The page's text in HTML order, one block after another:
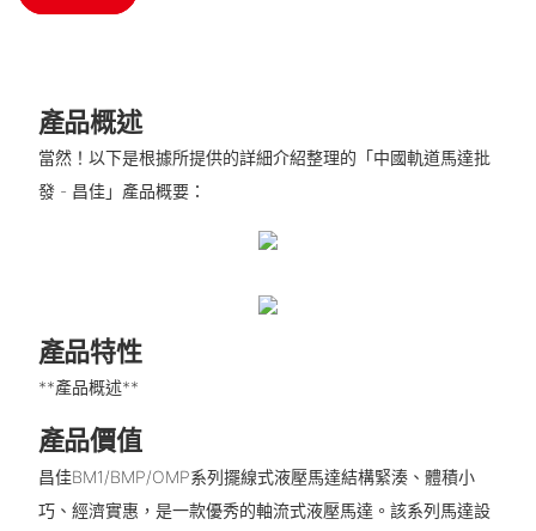
產品概述
當然！以下是根據所提供的詳細介紹整理的「中國軌道馬達批
發 - 昌佳」產品概要：
產品特性
**產品概述**
產品價值
昌佳BM1/BMP/OMP系列擺線式液壓馬達結構緊湊、體積小
巧、經濟實惠，是一款優秀的軸流式液壓馬達。該系列馬達設